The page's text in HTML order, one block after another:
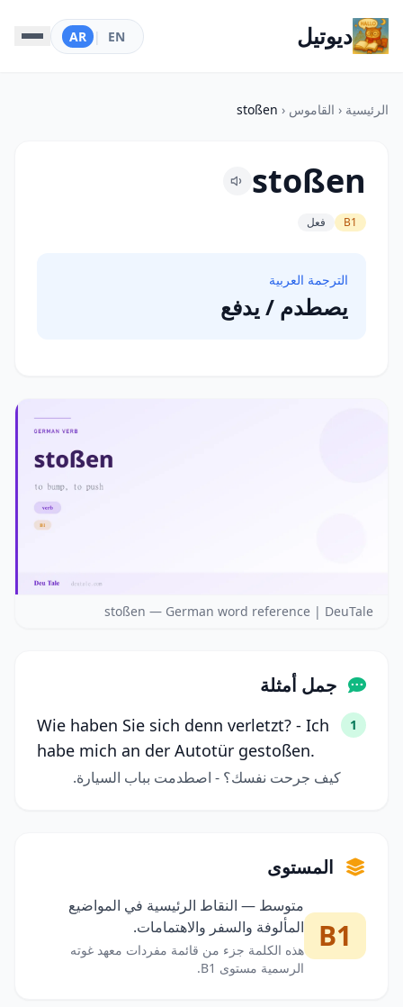
ديوتيل EN
|
AR
الرئيسية ‹ القاموس ‹
stoßen
stoßen
B1 فعل
الترجمة العربية
يصطدم / يدفع
stoßen — German word reference | DeuTale
جمل أمثلة
1
Wie haben Sie sich denn verletzt? - Ich
habe mich an der Autotür gestoßen.
كيف جرحت نفسك؟ - اصطدمت بباب السيارة.
المستوى
B1
متوسط — النقاط الرئيسية في المواضيع
المألوفة والسفر والاهتمامات.
هذه الكلمة جزء من قائمة مفردات معهد غوته
الرسمية مستوى B1.